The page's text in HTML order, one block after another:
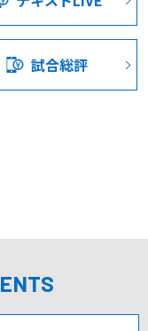
呑み込み、主導権
歓喜を分かち合い
と1位通過を決定づ
上がりから果敢に
ートを放たれるな
をかけるんだった
ャーをかけるこ
返すという力では
、そういうところ
改善していきたい
、ちょっと足りな
うことも含めてい
試合総評